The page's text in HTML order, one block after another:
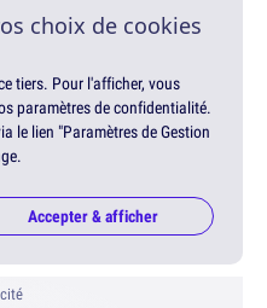
choix de cookies
tiers. Pour l'afficher, vous
paramètres de confidentialité.
le lien "Paramètres de Gestion
Accepter & afficher